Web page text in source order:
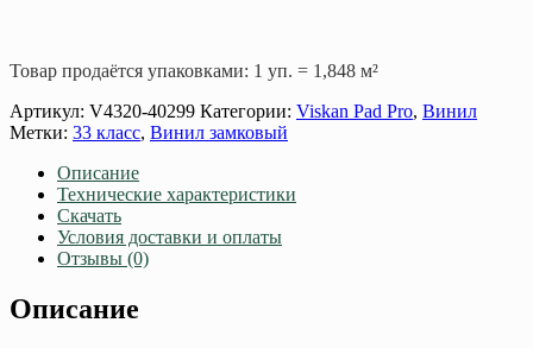
Товар продаётся упаковками: 1 уп. = 1,848 м²
Артикул: V4320-40299 Категории: Viskan Pad Pro, Винил
Метки: 33 класс, Винил замковый
Описание
Технические характеристики
Скачать
Условия доставки и оплаты
Отзывы (0)
Описание